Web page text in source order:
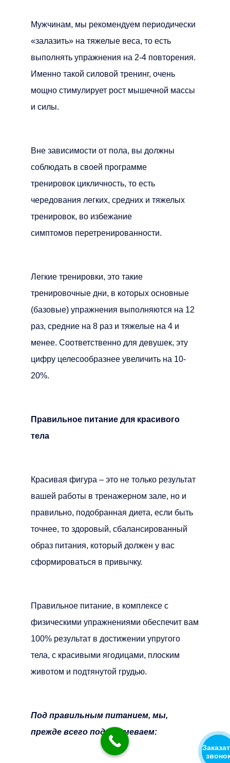
Мужчинам, мы рекомендуем периодически
«залазить» на тяжелые веса, то есть
выполнять упражнения на 2-4 повторения.
Именно такой силовой тренинг, очень
мощно стимулирует рост мышечной массы
и силы.
Вне зависимости от пола, вы должны
соблюдать в своей программе
тренировок цикличность, то есть
чередования легких, средних и тяжелых
тренировок, во избежание
симптомов перетренированности.
Легкие тренировки, это такие
тренировочные дни, в которых основные
(базовые) упражнения выполняются на 12
раз, средние на 8 раз и тяжелые на 4 и
менее. Соответственно для девушек, эту
цифру целесообразнее увеличить на 10-
20%.
Правильное питание для красивого
тела
Красивая фигура – это не только результат
вашей работы в тренажерном зале, но и
правильно, подобранная диета, если быть
точнее, то здоровый, сбалансированный
образ питания, который должен у вас
сформироваться в привычку.
Правильное питание, в комплексе с
физическими упражнениями обеспечит вам
100% результат в достижении упругого
тела, с красивыми ягодицами, плоским
животом и подтянутой грудью.
Под правильным питанием, мы,
прежде всего подразумеваем: